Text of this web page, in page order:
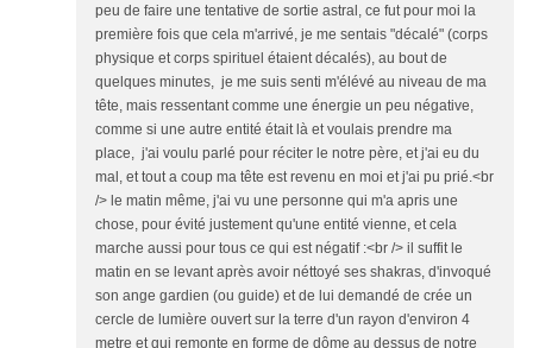
peu de faire une tentative de sortie astral, ce fut pour moi la
première fois que cela m'arrivé, je me sentais "décalé" (corps
physique et corps spirituel étaient décalés), au bout de
quelques minutes, je me suis senti m'élévé au niveau de ma
tête, mais ressentant comme une énergie un peu négative,
comme si une autre entité était là et voulais prendre ma
place, j'ai voulu parlé pour réciter le notre père, et j'ai eu du
mal, et tout a coup ma tête est revenu en moi et j'ai pu prié.<br
/> le matin même, j'ai vu une personne qui m'a apris une
chose, pour évité justement qu'une entité vienne, et cela
marche aussi pour tous ce qui est négatif :<br /> il suffit le
matin en se levant après avoir néttoyé ses shakras, d'invoqué
son ange gardien (ou guide) et de lui demandé de crée un
cercle de lumière ouvert sur la terre d'un rayon d'environ 4
metre et qui remonte en forme de dôme au dessus de notre